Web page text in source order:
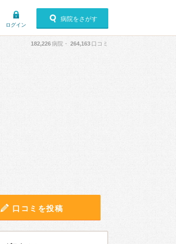
ログイン
病院をさがす
182,226病院・ 264,163 口コミ
口コミを投稿